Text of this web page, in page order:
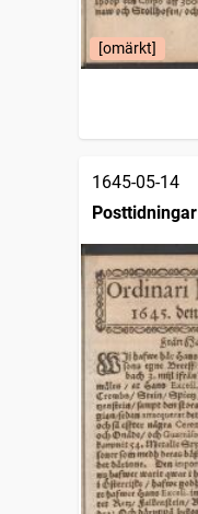
[omärkt]
1645-05-14
Posttidningar